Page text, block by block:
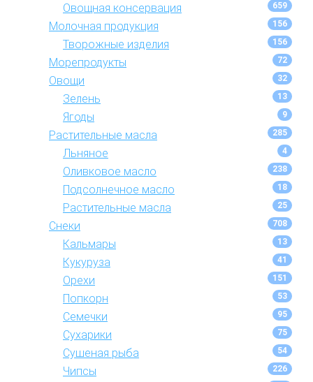
Овощная консервация 659
Молочная продукция 156
Творожные изделия 156
Морепродукты 72
Овощи 32
Зелень 13
Ягоды 9
Растительные масла 285
Льняное 4
Оливковое масло 238
Подсолнечное масло 18
Растительные масла 25
Снеки 708
Кальмары 13
Кукуруза 41
Орехи 151
Попкорн 53
Семечки 95
Сухарики 75
Сушеная рыба 54
Чипсы 226